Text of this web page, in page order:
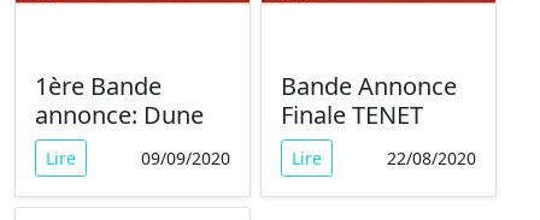
1ère Bande
annonce: Dune
Lire 09/09/2020
Bande Annonce
Finale TENET
Lire 22/08/2020